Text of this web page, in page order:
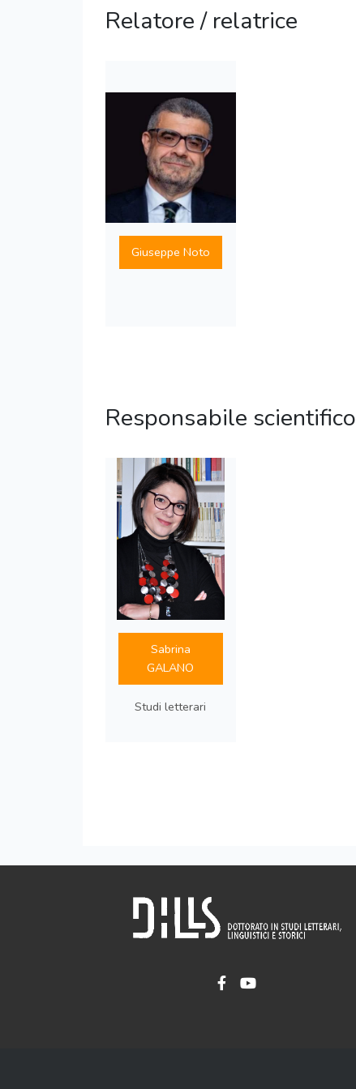
Relatore / relatrice
Giuseppe Noto
Responsabile scientifico
Sabrina
GALANO
Studi letterari